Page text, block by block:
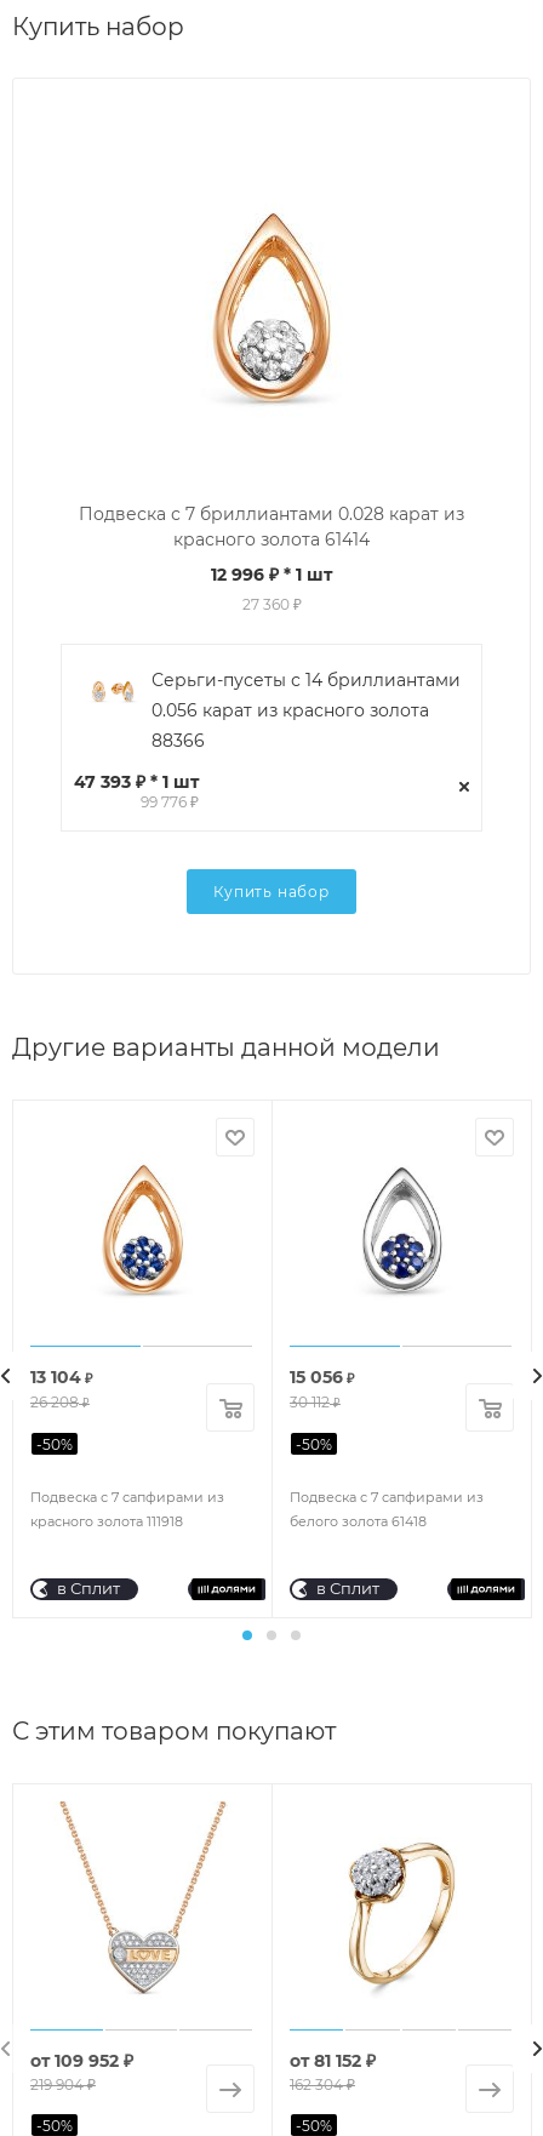
Купить набор
Подвеска с 7 бриллиантами 0.028 карат из
красного золота 61414
12 996 ₽ * 1 шт
27 360 ₽
Серьги-пусеты с 14 бриллиантами
0.056 карат из красного золота
88366
47 393 ₽ * 1 шт
99 776 ₽
Купить набор
Другие варианты данной модели
Подвеска с 7 сапфирами из
красного золота 111918
13 104 ₽
26 208₽
-50%
в Сплит
Подвеска с 7 сапфирами из
белого золота 61418
15 056 ₽
30 112₽
-50%
в Сплит
С этим товаром покупают
от109 952 ₽
219 904 ₽
-50%
от81 152 ₽
162 304 ₽
-50%